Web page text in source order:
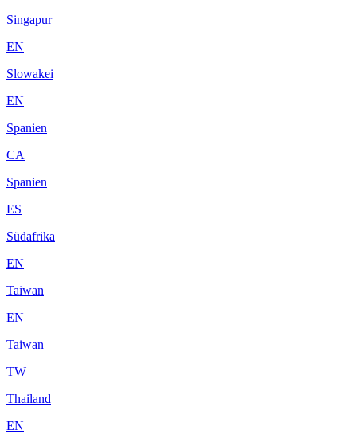
Singapur
EN
Slowakei
EN
Spanien
CA
Spanien
ES
Südafrika
EN
Taiwan
EN
Taiwan
TW
Thailand
EN